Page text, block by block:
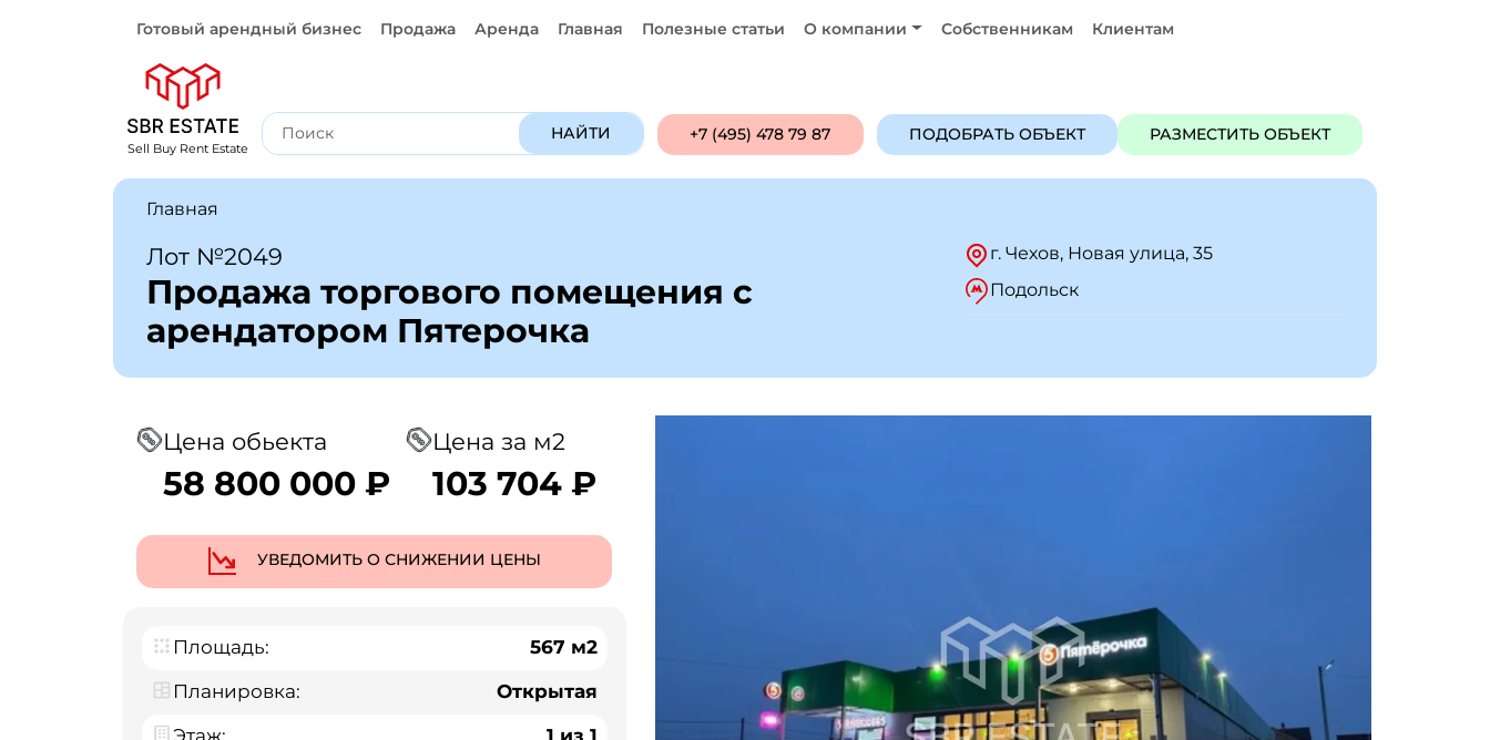
Готовый арендный бизнес Продажа Аренда Главная Полезные статьи О компании Собственникам Клиентам
Sell Buy Rent Estate
НАЙТИ +7 (495) 478 79 87 ПОДОБРАТЬ ОБЪЕКТ РАЗМЕСТИТЬ ОБЪЕКТ
Главная
Лот №2049
Продажа торгового помещения с
арендатором Пятерочка
г. Чехов, Новая улица, 35
Подольск
Цена обьекта
58 800 000 ₽
Цена за м2
103 704 ₽
УВЕДОМИТЬ О СНИЖЕНИИ ЦЕНЫ
Площадь:
567 м2
Планировка:
Открытая